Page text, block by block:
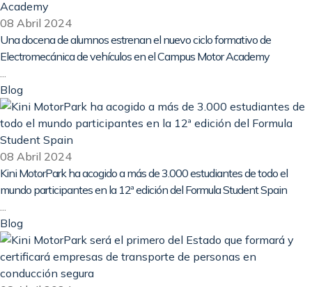
08 Abril 2024
Una docena de alumnos estrenan el nuevo ciclo formativo de
Electromecánica de vehículos en el Campus Motor Academy
...
Blog
08 Abril 2024
Kini MotorPark ha acogido a más de 3.000 estudiantes de todo el
mundo participantes en la 12ª edición del Formula Student Spain
...
Blog